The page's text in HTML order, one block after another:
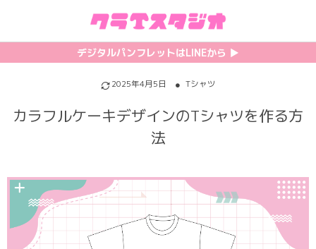
デジタルパンフレットはLINEから ▶︎︎
2025年4月5日 Tシャツ
カラフルケーキデザインのTシャツを作る方
法
初めての方へ
クラスTシャツの注文方法
料金について
お支払い方法について
キャンセル・変更について
カテゴリ一覧
ホッケーユニフォーム
バスケユニフォーム
ゲーム
特集記事
【最新】流行りの背ネーム特集
【インスタ映え】おすすめクラT集
韓国パロディ人気デザイン特集
おしゃれデザインクラスTシャツ
プリント
フォントを選ぶ
シルクスクリーンについて
昇華プリントについて